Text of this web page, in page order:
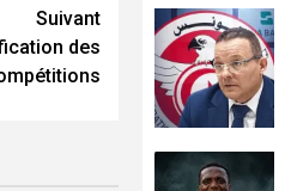
Suivant
des